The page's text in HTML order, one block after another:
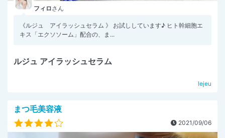
フィロさん
《ルジュ アイラッシュセラム 》 お試ししています♪ ヒト幹細胞エ
キス「エクソソーム」配合の、ま...
ルジュ アイラッシュセラム
lejeu
まつ毛美容液
2021/09/06